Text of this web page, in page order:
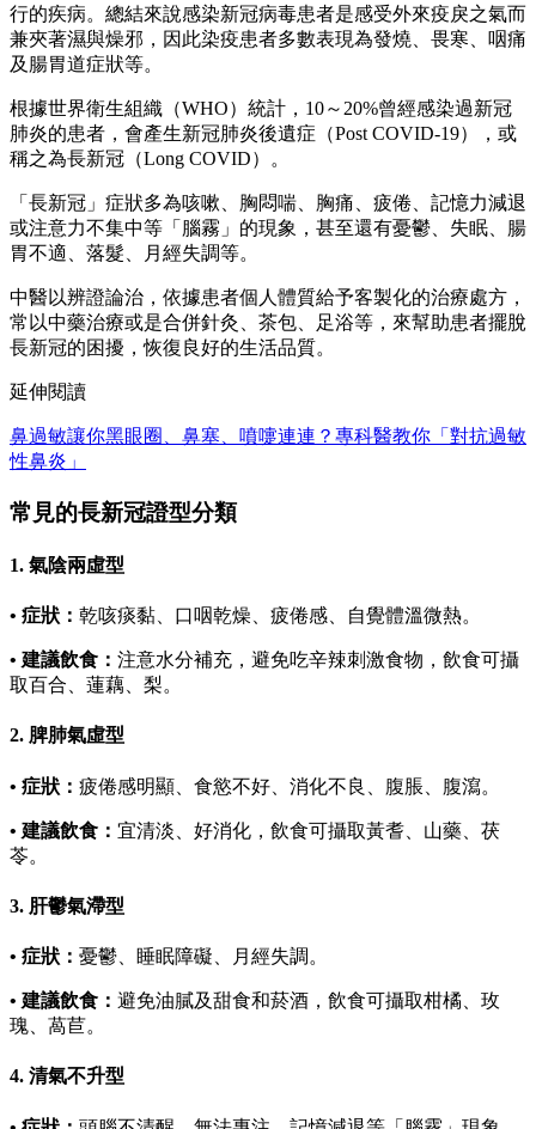
行的疾病。總結來說感染新冠病毒患者是感受外來疫戾之氣而
兼夾著濕與燥邪，因此染疫患者多數表現為發燒、畏寒、咽痛
及腸胃道症狀等。
根據世界衛生組織（WHO）統計，10～20%曾經感染過新冠
肺炎的患者，會產生新冠肺炎後遺症（Post COVID-19），或
稱之為長新冠（Long COVID）。
「長新冠」症狀多為咳嗽、胸悶喘、胸痛、疲倦、記憶力減退
或注意力不集中等「腦霧」的現象，甚至還有憂鬱、失眠、腸
胃不適、落髮、月經失調等。
中醫以辨證論治，依據患者個人體質給予客製化的治療處方，
常以中藥治療或是合併針灸、茶包、足浴等，來幫助患者擺脫
長新冠的困擾，恢復良好的生活品質。
延伸閱讀
鼻過敏讓你黑眼圈、鼻塞、噴嚏連連？專科醫教你「對抗過敏
性鼻炎」
常見的長新冠證型分類
1. 氣陰兩虛型
• 症狀： 乾咳痰黏、口咽乾燥、疲倦感、自覺體溫微熱。
• 建議飲食： 注意水分補充，避免吃辛辣刺激食物，飲食可攝
取百合、蓮藕、梨。
2. 脾肺氣虛型
• 症狀： 疲倦感明顯、食慾不好、消化不良、腹脹、腹瀉。
• 建議飲食： 宜清淡、好消化，飲食可攝取黃耆、山藥、茯
苓。
3. 肝鬱氣滯型
• 症狀： 憂鬱、睡眠障礙、月經失調。
• 建議飲食： 避免油膩及甜食和菸酒，飲食可攝取柑橘、玫
瑰、萵苣。
4. 清氣不升型